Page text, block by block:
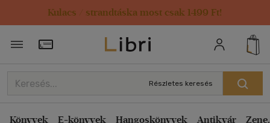
Kulacs / strandtáska most csak 1499 Ft!
Törzsvásárlói Kártya adatai
Részletes keresés
Könyvek E-könyvek Hangoskönyvek Antikvár